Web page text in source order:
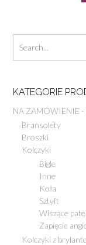
KATEGORIE
NA ZAMÓWIENIE -
Bransolety
Broszki
Kolczyki
Bigle
Inne
Koła
Sztyft
Wiszące
Zapięcie
Kolczyki z